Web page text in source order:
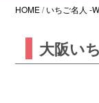
HOME/いちご名人 -
大阪い